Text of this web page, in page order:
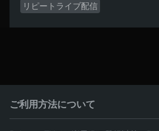
リピートライブ配信
ご利用方法について